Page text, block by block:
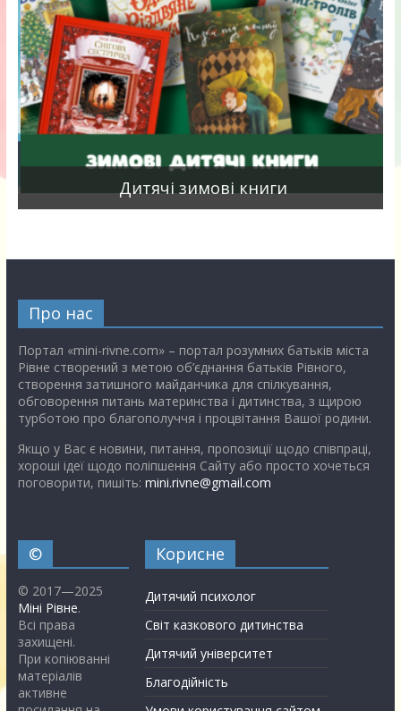
Дитячі зимові книги
Про нас
Портал «mini-rivne.com» – портал розумних батьків міста
Рівне створений з метою об’єднання батьків Рівного,
створення затишного майданчика для спілкування,
обговорення питань материнства і дитинства, з щирою
турботою про благополуччя і процвітання Вашої родини.
Якщо у Вас є новини, питання, пропозиції щодо співпраці,
хороші ідеї щодо поліпшення Сайту або просто хочеться
поговорити, пишіть: mini.rivne@gmail.com
©
© 2017—2025
Міні Рівне.
Всі права
захищені.
При копіюванні
матеріалів
активне
Корисне
Дитячий психолог
Світ казкового дитинства
Дитячий університет
Благодійність